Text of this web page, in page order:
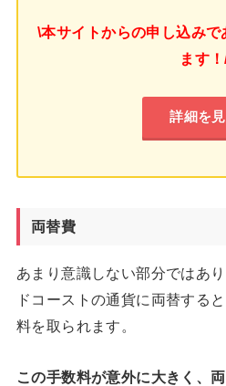
\本サイトからの申し込みで
ます
詳細を
両替費
あまり意識しない部分ではあ
ドコーストの通貨に両替する
料を取られます。
この手数料が意外に大きく、